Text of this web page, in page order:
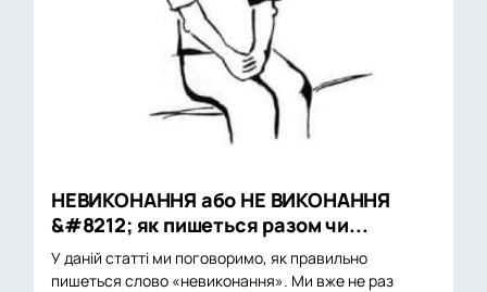
НЕВИКОНАННЯ або НЕ ВИКОНАННЯ
&#8212; як пишеться разом чи...
У даній статті ми поговоримо, як правильно
пишеться слово «невиконання». Ми вже не раз